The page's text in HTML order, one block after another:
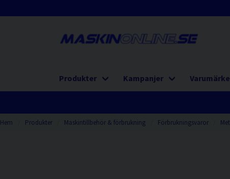
Produkter Kampanjer
Hem Produkter Maskintillbehör & förbrukning Förbrukningsvaror